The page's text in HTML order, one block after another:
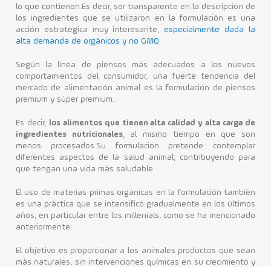
lo que contienen.Es decir, ser transparente en la descripción de
los ingredientes que se utilizaron en la formulación es una
acción estratégica muy interesante,especialmente dada la
alta demanda de orgánicos y no GMO.
Según la línea de piensos más adecuados a los nuevos
comportamientos del consumidor, una fuerte tendencia del
mercado de alimentación animal es la formulación de piensos
premium y súper premium.
Es decir, los alimentos que tienen alta calidad y alta carga de
ingredientes nutricionales, al mismo tiempo en que son
menos procesados.Su formulación pretende contemplar
diferentes aspectos de la salud animal, contribuyendo para
que tengan una vida más saludable.
El uso de materias primas orgánicas en la formulación también
es una práctica que se intensificó gradualmente en los últimos
años, en particular entre los millenials, como se ha mencionado
anteriormente.
El objetivo es proporcionar a los animales productos que sean
más naturales, sin intervenciones químicas en su crecimiento y